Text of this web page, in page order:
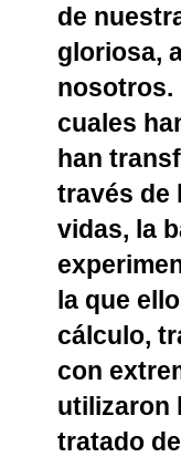
de
gloriosa,
nosotros.
cuales
han
través de
vidas, la
la que
cálculo,
con
utilizaron
tratado